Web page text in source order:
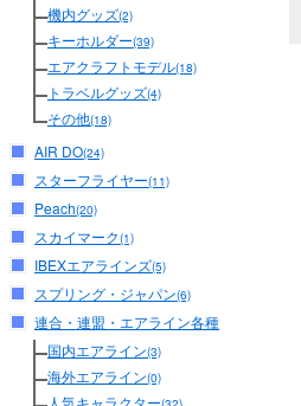
機内グッズ(2)
キーホルダー(39)
エアクラフトモデル(18)
トラベルグッズ(4)
その他(18)
AIR DO(24)
スターフライヤー(11)
Peach(20)
スカイマーク(1)
IBEXエアラインズ(5)
スプリング・ジャパン(6)
連合・連盟・エアライン各種
国内エアライン(3)
海外エアライン(0)